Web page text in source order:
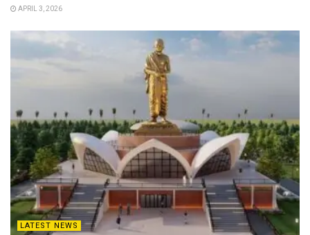
APRIL 3, 2026
LATEST NEWS